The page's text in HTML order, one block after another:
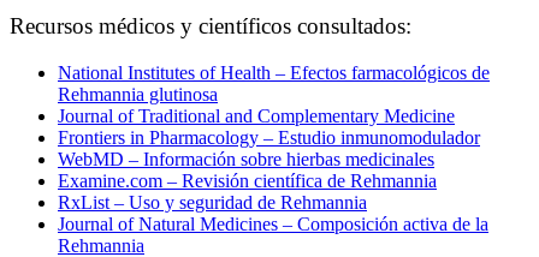
Recursos médicos y científicos consultados:
National Institutes of Health – Efectos farmacológicos de
Rehmannia glutinosa
Journal of Traditional and Complementary Medicine
Frontiers in Pharmacology – Estudio inmunomodulador
WebMD – Información sobre hierbas medicinales
Examine.com – Revisión científica de Rehmannia
RxList – Uso y seguridad de Rehmannia
Journal of Natural Medicines – Composición activa de la
Rehmannia